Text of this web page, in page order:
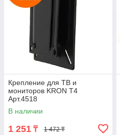
Крепление для ТВ и
мониторов KRON T4
Арт.4518
В наличии
1 251 ₸ 1 472 ₸